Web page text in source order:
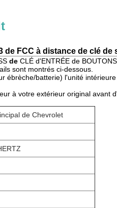
de FCC à distance de clé
de CLÉ d'ENTRÉE de
sont montrés ci-dessous.
ébrèche/batterie) l'unité intérieure
à votre extérieur original avant
de Chevrolet